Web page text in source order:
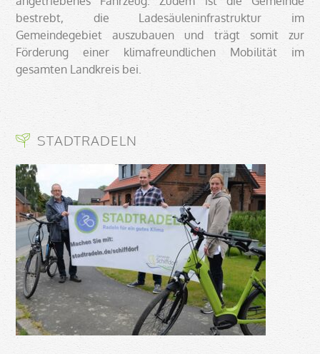
bestrebt, die Ladesäuleninfrastruktur im
Gemeindegebiet auszubauen und trägt somit zur
Förderung einer klimafreundlichen Mobilität im
gesamten Landkreis bei.
STADTRADELN